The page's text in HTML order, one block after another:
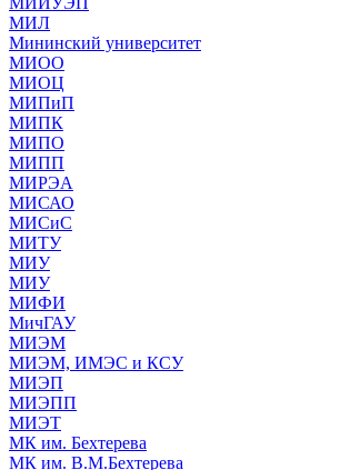
МИЛ
Мининский университет
МИОО
МИОЦ
МИПиП
МИПК
МИПО
МИПП
МИРЭА
МИСАО
МИСиС
МИТУ
МИУ
МИУ
МИФИ
МичГАУ
МИЭМ
МИЭМ, ИМЭС и КСУ
МИЭП
МИЭПП
МИЭТ
МК им. Бехтерева
МК им. В.М.Бехтерева